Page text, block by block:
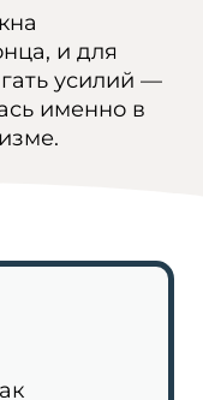
и для
усилий —
именно в